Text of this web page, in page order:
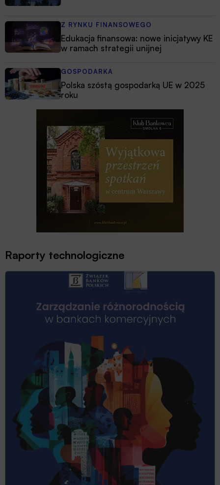
Z RYNKU FINANSOWEGO
Edukacja finansowa: nowe inicjatywy KE
w ramach strategii unijnej
GOSPODARKA
Polska szóstą gospodarką UE w 2025
roku
Raporty technologiczne